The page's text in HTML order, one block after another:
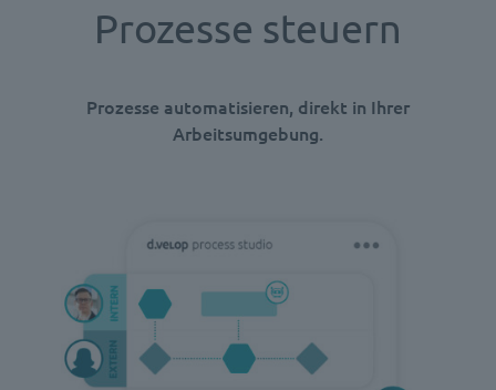
Prozesse steuern
Prozesse automatisieren, direkt in Ihrer
Arbeitsumgebung.